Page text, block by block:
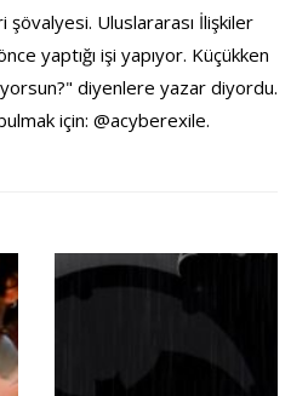
şövalyesi. Uluslararası İlişkiler
yaptığı işi yapıyor. Küçükken
diyenlere yazar diyordu.
için: @acyberexile.